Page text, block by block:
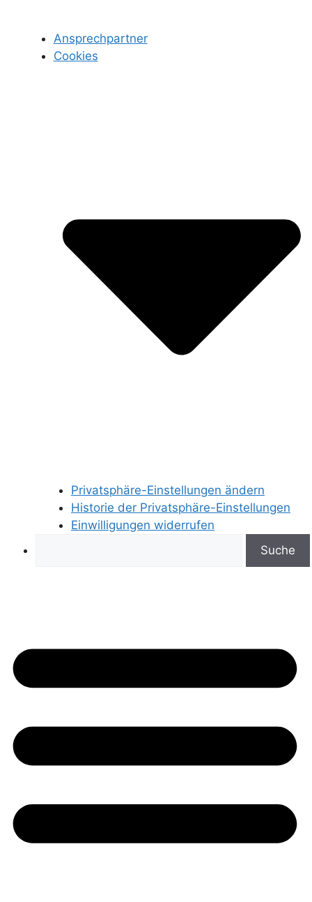
Ansprechpartner
Cookies
Privatsphäre-Einstellungen ändern
Historie der Privatsphäre-Einstellungen
Einwilligungen widerrufen